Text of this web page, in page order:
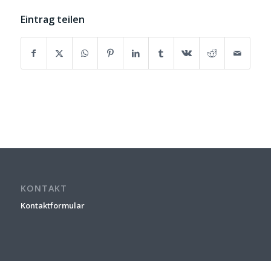
Eintrag teilen
KONTAKT
Kontaktformular